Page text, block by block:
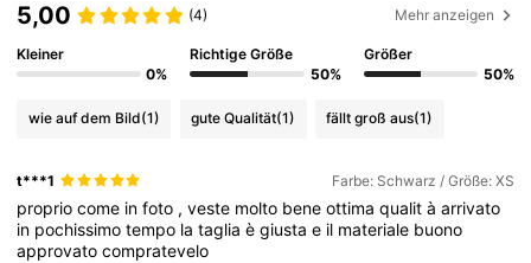
5,00 (4) Mehr anzeigen
Kleiner
0%
Richtige Größe
50%
Größer
50%
wie auf dem Bild(1) gute Qualität(1) fällt groß aus(1)
t***1 Farbe: Schwarz / Größe: XS
propriocome infoto ,veste molto beneottimaqualitàarrivato
in pochissimotempo latagliaègiustae il materiale buono
approvatocompratevelo